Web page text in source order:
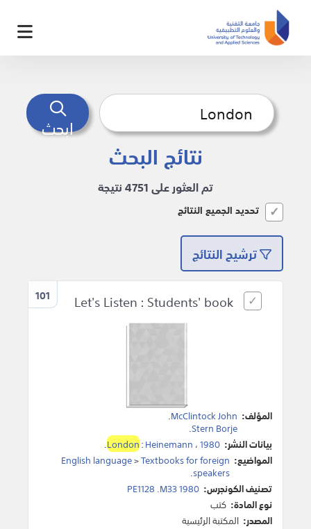
ابحث
نتائج البحث
تم العثور على 4751 نتيجة
تحديد الجميع النتائج
ترشيح النتائج
101
المؤلف: McClintock John
.
Stern Borje
.
بيانات النشر:
London:Heinemann ،1980
.
المواضيع:
English language>Textbooks for foreign
speakers
.
تصنيف الكونجرس: PE1128 .M33 1980
نوع المادة: كتب
المصدر: المكتبة الرئيسية